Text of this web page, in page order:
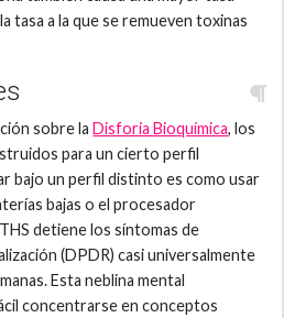
tasa a la que se remueven toxinas
sobre laDisforia Bioquímica, los
para un cierto perfil
bajo un perfil distinto es como usar
bajas o el procesador
detiene los síntomas de
(DPDR) casi universalmente
Esta neblina mental
concentrarse en conceptos